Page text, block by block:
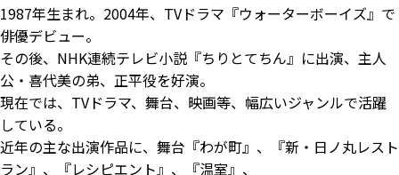
1987年生まれ。2004年、TVドラマ『ウォーターボーイズ』で
俳優デビュー。
その後、NHK連続テレビ小説『ちりとてちん』に出演、主人
公・喜代美の弟、正平役を好演。
現在では、TVドラマ、舞台、映画等、幅広いジャンルで活躍
している。
近年の主な出演作品に、舞台『わが町』、『新・日ノ丸レスト
ラン』、『レシピエント』、『温室』、